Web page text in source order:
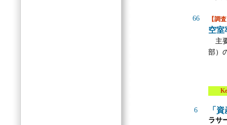
66 【調
空室
主
部）
Key
6 「
ラサ